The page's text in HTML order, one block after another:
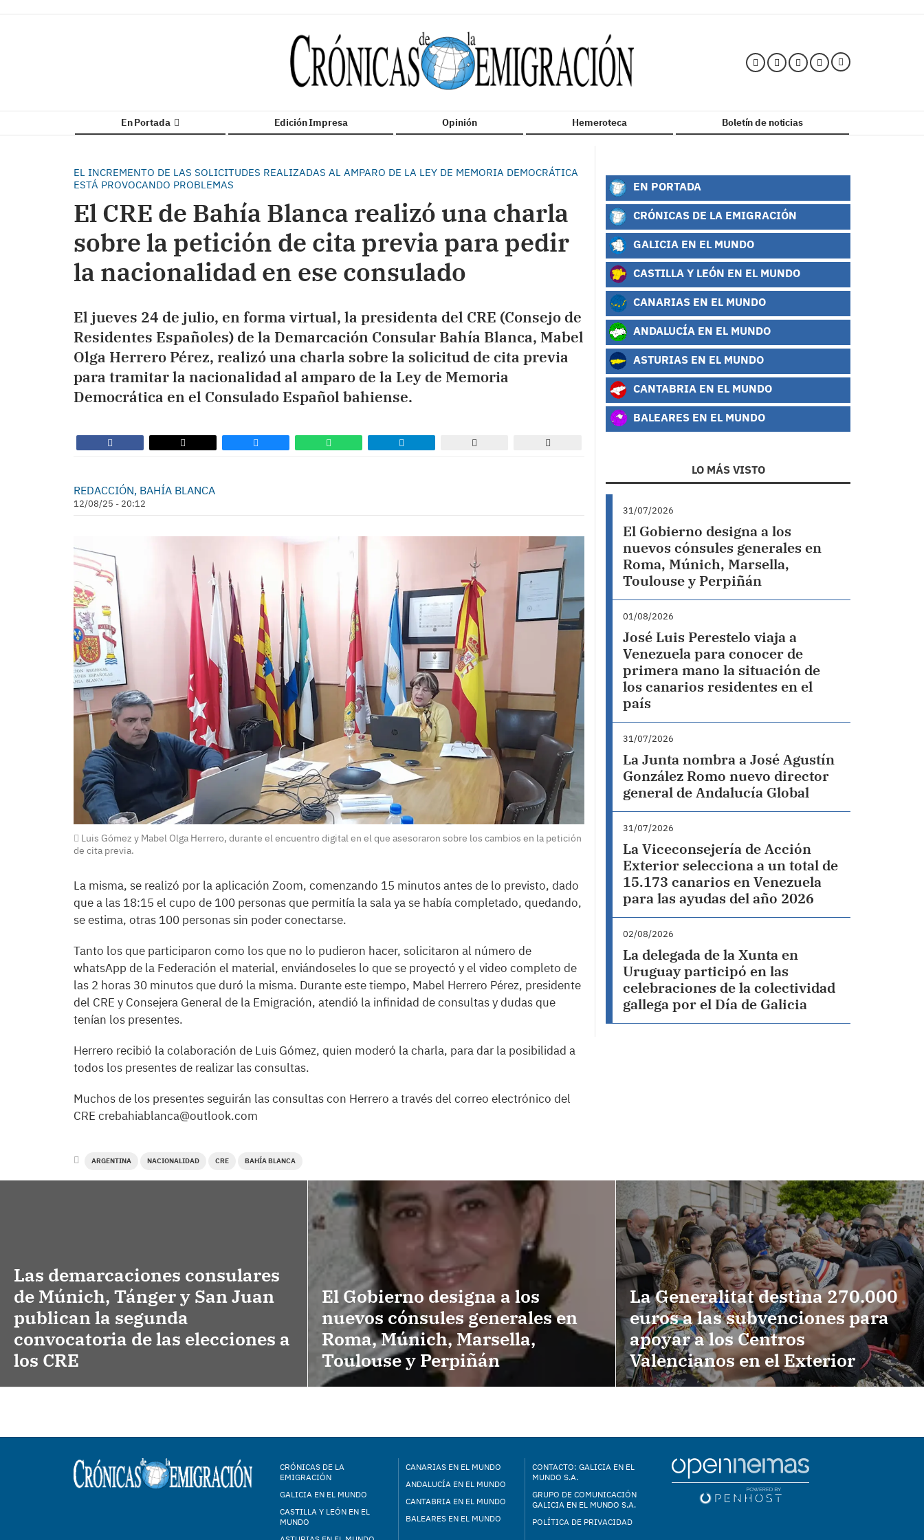
En Portada Edición Impresa Opinión Hemeroteca Boletín de noticias
EL INCREMENTO DE LAS SOLICITUDES REALIZADAS AL AMPARO DE LA LEY DE MEMORIA DEMOCRÁTICA
ESTÁ PROVOCANDO PROBLEMAS
El CRE de Bahía Blanca realizó una charla
sobre la petición de cita previa para pedir
la nacionalidad en ese consulado
El jueves 24 de julio, en forma virtual, la presidenta del CRE (Consejo de
Residentes Españoles) de la Demarcación Consular Bahía Blanca, Mabel
Olga Herrero Pérez, realizó una charla sobre la solicitud de cita previa
para tramitar la nacionalidad al amparo de la Ley de Memoria
Democrática en el Consulado Español bahiense.
REDACCIÓN, BAHÍA BLANCA
12/08/25 - 20:12
Luis Gómez y Mabel Olga Herrero, durante el encuentro digital en el que asesoraron sobre los cambios en la petición
de cita previa.
La misma, se realizó por la aplicación Zoom, comenzando 15 minutos antes de lo previsto, dado
que a las 18:15 el cupo de 100 personas que permitía la sala ya se había completado, quedando,
se estima, otras 100 personas sin poder conectarse.
Tanto los que participaron como los que no lo pudieron hacer, solicitaron al número de
whatsApp de la Federación el material, enviándoseles lo que se proyectó y el video completo de
las 2 horas 30 minutos que duró la misma. Durante este tiempo, Mabel Herrero Pérez, presidente
del CRE y Consejera General de la Emigración, atendió la infinidad de consultas y dudas que
tenían los presentes.
Herrero recibió la colaboración de Luis Gómez, quien moderó la charla, para dar la posibilidad a
todos los presentes de realizar las consultas.
Muchos de los presentes seguirán las consultas con Herrero a través del correo electrónico del
CRE crebahiablanca@outlook.com
ARGENTINA NACIONALIDAD CRE BAHÍA BLANCA
EN PORTADA
CRÓNICAS DE LA EMIGRACIÓN
GALICIA EN EL MUNDO
CASTILLA Y LEÓN EN EL MUNDO
CANARIAS EN EL MUNDO
ANDALUCÍA EN EL MUNDO
ASTURIAS EN EL MUNDO
CANTABRIA EN EL MUNDO
BALEARES EN EL MUNDO
LO MÁS VISTO
31/07/2026
El Gobierno designa a los
nuevos cónsules generales en
Roma, Múnich, Marsella,
Toulouse y Perpiñán
01/08/2026
José Luis Perestelo viaja a
Venezuela para conocer de
primera mano la situación de
los canarios residentes en el
país
31/07/2026
La Junta nombra a José Agustín
González Romo nuevo director
general de Andalucía Global
31/07/2026
La Viceconsejería de Acción
Exterior selecciona a un total de
15.173 canarios en Venezuela
para las ayudas del año 2026
02/08/2026
La delegada de la Xunta en
Uruguay participó en las
celebraciones de la colectividad
gallega por el Día de Galicia
Las demarcaciones consulares
de Múnich, Tánger y San Juan
publican la segunda
convocatoria de las elecciones a
los CRE
El Gobierno designa a los
nuevos cónsules generales en
Roma, Múnich, Marsella,
Toulouse y Perpiñán
La Generalitat destina 270.000
euros a las subvenciones para
apoyar a los Centros
Valencianos en el Exterior
CRÓNICAS DE LA
EMIGRACIÓN
GALICIA EN EL MUNDO
CASTILLA Y LEÓN EN EL
MUNDO
CANARIAS EN EL MUNDO
ANDALUCÍA EN EL MUNDO
CANTABRIA EN EL MUNDO
BALEARES EN EL MUNDO
CONTACTO: GALICIA EN EL
MUNDO S.A.
GRUPO DE COMUNICACIÓN
GALICIA EN EL MUNDO S.A.
POLÍTICA DE PRIVACIDAD